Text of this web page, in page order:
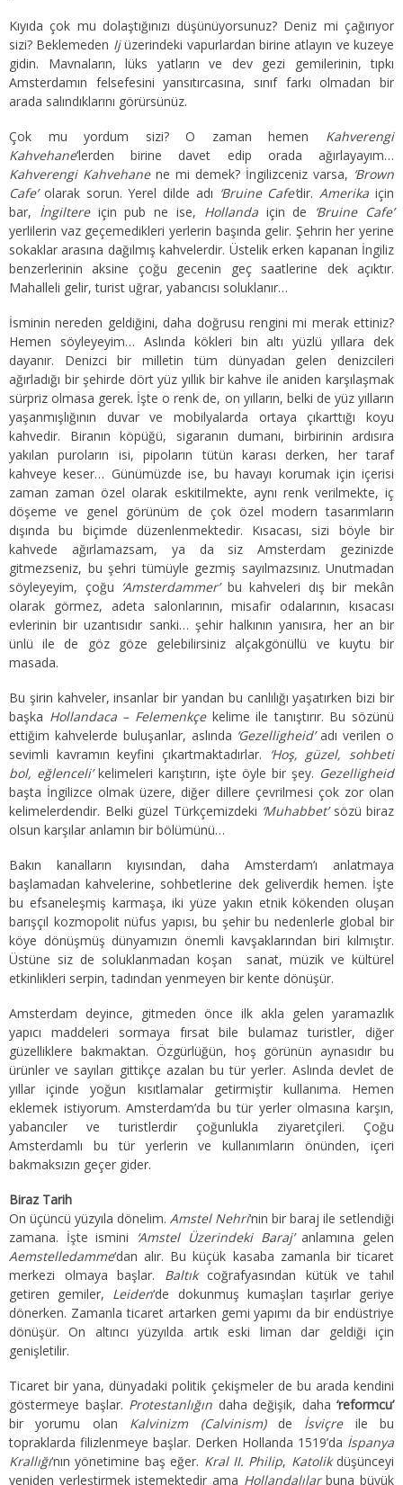
Kıyıda çok mu dolaştığınızı düşünüyorsunuz? Deniz mi çağırıyor
sizi? Beklemeden Ijüzerindeki vapurlardan birine atlayın ve kuzeye
gidin. Mavnaların, lüks yatların ve dev gezi gemilerinin, tıpkı
Amsterdamın felsefesini yansıtırcasına, sınıf farkı olmadan bir
arada salındıklarını görürsünüz.
Çok mu yordum sizi? O zaman hemen Kahverengi
Kahvehane‘lerden birine davet edip orada ağırlayayım…
Kahverengi Kahvehanene mi demek? İngilizceniz varsa, ‘Brown
Cafe’olarak sorun. Yerel dilde adı ‘Bruine Cafe’dir.Amerika için
bar, İngiltere için pub ne ise, Hollandaiçin de ‘Bruine Cafe’
yerlilerin vaz geçemedikleri yerlerin başında gelir. Şehrin her yerine
sokaklar arasına dağılmış kahvelerdir. Üstelik erken kapanan İngiliz
benzerlerinin aksine çoğu gecenin geç saatlerine dek açıktır.
Mahalleli gelir, turist uğrar, yabancısı soluklanır…
İsminin nereden geldiğini, daha doğrusu rengini mi merak ettiniz?
Hemen söyleyeyim… Aslında kökleri bin altı yüzlü yıllara dek
dayanır. Denizci bir milletin tüm dünyadan gelen denizcileri
ağırladığı bir şehirde dört yüz yıllık bir kahve ile aniden karşılaşmak
sürpriz olmasa gerek. İşte o renk de, on yılların, belki de yüz yılların
yaşanmışlığının duvar ve mobilyalarda ortaya çıkarttığı koyu
kahvedir. Biranın köpüğü, sigaranın dumanı, birbirinin ardısıra
yakılan puroların isi, pipoların tütün karası derken, her taraf
kahveye keser… Günümüzde ise, bu havayı korumak için içerisi
zaman zaman özel olarak eskitilmekte, aynı renk verilmekte, iç
döşeme ve genel görünüm de çok özel modern tasarımların
dışında bu biçimde düzenlenmektedir. Kısacası, sizi böyle bir
kahvede ağırlamazsam, ya da siz Amsterdam gezinizde
gitmezseniz, bu şehri tümüyle gezmiş sayılmazsınız. Unutmadan
söyleyeyim, çoğu ‘Amsterdammer’ bu kahveleri dış bir mekân
olarak görmez, adeta salonlarının, misafir odalarının, kısacası
evlerinin bir uzantısıdır sanki… şehir halkının yanısıra, her an bir
ünlü ile de göz göze gelebilirsiniz alçakgönüllü ve kuytu bir
masada.
Bu şirin kahveler, insanlar bir yandan bu canlılığı yaşatırken bizi bir
başka Hollandaca – Felemenkçe kelime ile tanıştırır. Bu sözünü
ettiğim kahvelerde buluşanlar, aslında ‘Gezelligheid’adı verilen o
sevimli kavramın keyfini çıkartmaktadırlar. ‘Hoş, güzel, sohbeti
bol, eğlenceli’kelimeleri karıştırın, işte öyle bir şey. Gezelligheid
başta İngilizce olmak üzere, diğer dillere çevrilmesi çok zor olan
kelimelerdendir. Belki güzel Türkçemizdeki ‘Muhabbet’ sözü biraz
olsun karşılar anlamın bir bölümünü…
Bakın kanalların kıyısından, daha Amsterdam’ı anlatmaya
başlamadan kahvelerine, sohbetlerine dek geliverdik hemen. İşte
bu efsaneleşmiş karmaşa, iki yüze yakın etnik kökenden oluşan
barışçıl kozmopolit nüfus yapısı, bu şehir bu nedenlerle global bir
köye dönüşmüş dünyamızın önemli kavşaklarından biri kılmıştır.
Üstüne siz de soluklanmadan koşan sanat, müzik ve kültürel
etkinlikleri serpin, tadından yenmeyen bir kente dönüşür.
Amsterdam deyince, gitmeden önce ilk akla gelen yaramazlık
yapıcı maddeleri sormaya fırsat bile bulamaz turistler, diğer
güzelliklere bakmaktan. Özgürlüğün, hoş görünün aynasıdır bu
ürünler ve sayıları gittikçe azalan bu tür yerler. Aslında devlet de
yıllar içinde yoğun kısıtlamalar getirmiştir kullanıma. Hemen
eklemek istiyorum. Amsterdam’da bu tür yerler olmasına karşın,
yabancıler ve turistlerdir çoğunlukla ziyaretçileri. Çoğu
Amsterdamlı bu tür yerlerin ve kullanımların önünden, içeri
bakmaksızın geçer gider.
Biraz Tarih
On üçüncü yüzyıla dönelim. Amstel Nehri‘nin bir baraj ile setlendiği
zamana. İşte ismini ‘Amstel Üzerindeki Baraj’anlamına gelen
Aemstelledamme‘dan alır. Bu küçük kasaba zamanla bir ticaret
merkezi olmaya başlar. Baltıkcoğrafyasından kütük ve tahıl
getiren gemiler, Leiden‘de dokunmuş kumaşları taşırlar geriye
dönerken. Zamanla ticaret artarken gemi yapımı da bir endüstriye
dönüşür. On altıncı yüzyılda artık eski liman dar geldiği için
genişletilir.
Ticaret bir yana, dünyadaki politik çekişmeler de bu arada kendini
göstermeye başlar. Protestanlığın daha değişik, daha ‘reformcu’
bir yorumu olan Kalvinizm (Calvinism) de İsviçreile bu
topraklarda filizlenmeye başlar. Derken Hollanda 1519’da İspanya
Krallığı‘nın yönetimine baş eğer. Kral II. Philip, Katolik düşünceyi
yeniden yerleştirmek istemektedir ama Hollandalılarbuna büyük